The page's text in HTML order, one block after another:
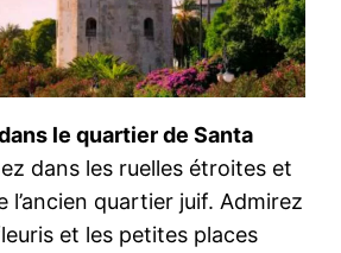
le quartier de Santa
dans les ruelles étroites et
l’ancien quartier juif. Admirez
et les petites places